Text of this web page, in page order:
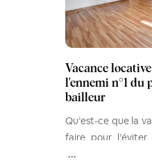
Vacance
l'ennemi n°1 du
bailleur
Qu’est-ce que la
faire pour
face ? Dans cet
...